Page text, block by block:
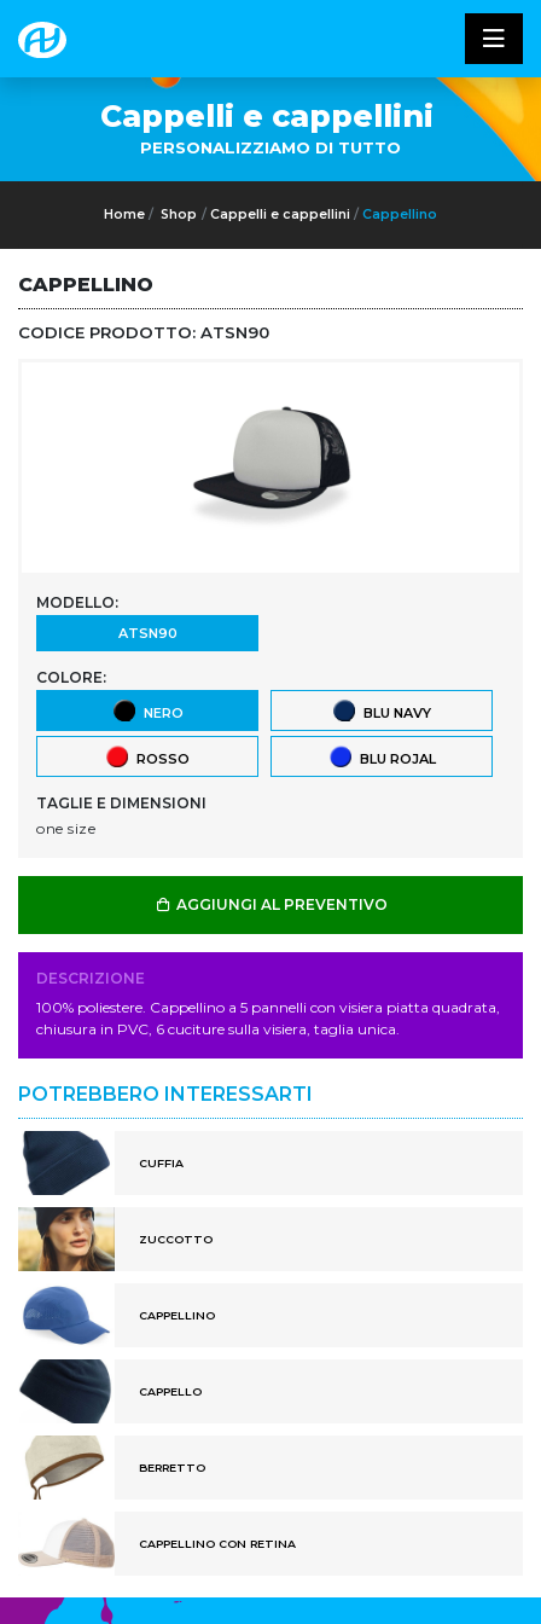
Cappelli e cappellini
PERSONALIZZIAMO DI TUTTO
Home Shop Cappelli e cappellini Cappellino
CAPPELLINO
CODICE PRODOTTO: ATSN90
MODELLO:
ATSN90
COLORE:
NERO BLU NAVY
ROSSO BLU ROJAL
TAGLIE E DIMENSIONI
one size
AGGIUNGI AL PREVENTIVO
DESCRIZIONE
100% poliestere. Cappellino a 5 pannelli con visiera piatta quadrata,
chiusura in PVC, 6 cuciture sulla visiera, taglia unica.
POTREBBERO INTERESSARTI
CUFFIA
ZUCCOTTO
CAPPELLINO
CAPPELLO
BERRETTO
CAPPELLINO CON RETINA